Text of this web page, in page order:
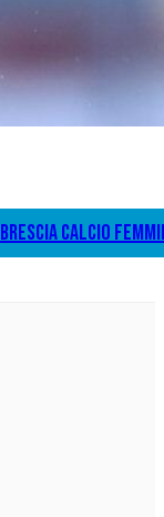
brescia calcio